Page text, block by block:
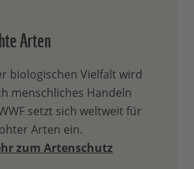
Arten
biologischen Vielfalt wird
menschliches Handeln
setzt sich weltweit für
Arten ein.
zum Artenschutz